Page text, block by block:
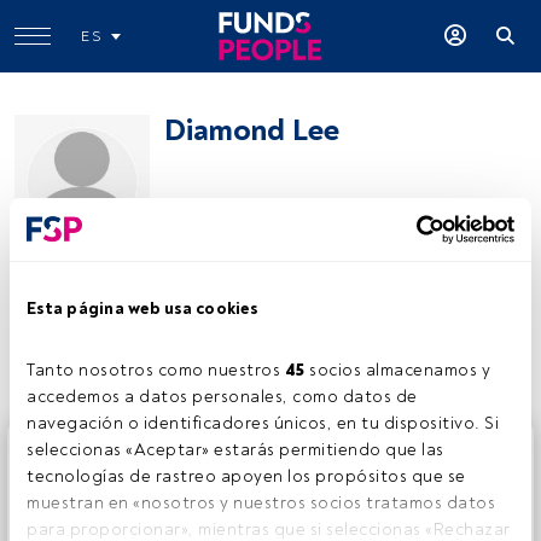
Esta página web usa cookies
Tanto nosotros como nuestros 45 socios almacenamos y
accedemos a datos personales, como datos de
navegación o identificadores únicos, en tu dispositivo. Si
seleccionas «Aceptar» estarás permitiendo que las
tecnologías de rastreo apoyen los propósitos que se
muestran en «nosotros y nuestros socios tratamos datos
para proporcionar», mientras que si seleccionas «Rechazar
ES
Diamond Lee
Compartir:
Este es un artículo exclusivo para los usuarios registrados
de FundsPeople. Si ya estás registrado, accede desde el
botón Login. Si aún no tienes cuenta, te invitamos a
registrarte y disfrutar de todo el universo que ofrece